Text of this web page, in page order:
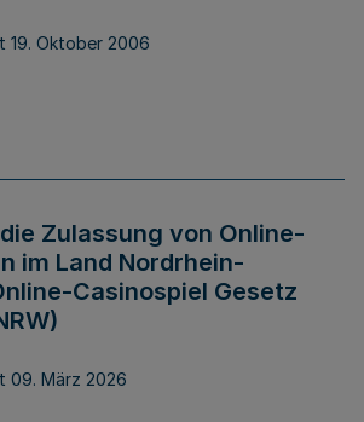
19. Oktober 2006
Zulassung von Online-
im Land Nordrhein-
Casinospiel Gesetz
09. März 2026